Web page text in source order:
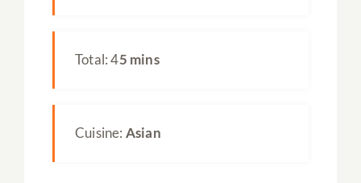
Total: 45 mins
Cuisine: Asian